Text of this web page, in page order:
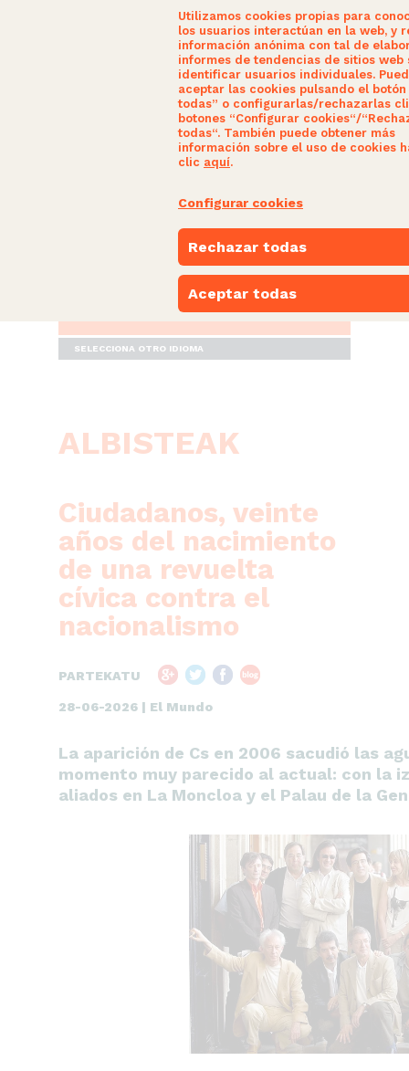
HERRITARRAK GARA
ESPACIO NARANJA
SELECCIONA OTRO IDIOMA
Utilizamos cookies propias para
los usuarios interactúan en la web, y
información anónima con tal de
informes de tendencias de sitios web
identificar usuarios individuales.
aceptar las cookies pulsando el botón
todas” o configurarlas/rechazarlas
botones “Configurar cookies“/
todas“. También puede obtener más
información sobre el uso de cookies
clic aquí.
Configurar cookies
Rechazar todas
Aceptar todas
ALBISTEAK
Ciudadanos, veinte
años del nacimiento
de una revuelta
cívica contra el
nacionalismo
PARTEKATU
28-06-2026 | El Mundo
La aparición de Cs en 2006 sacudió las
momento muy parecido al actual: con la
aliados en La Moncloa y el Palau de la